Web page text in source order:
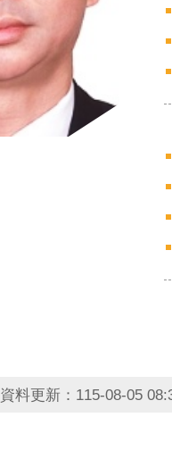
資料更新：115-08-05